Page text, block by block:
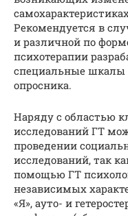
Рекомендуется в
и различной по
психотерапии
специальные шкалы
опросника.
Наряду с областью
исследований ГТ
проведении
исследований, так
помощью ГТ
независимых
«Я», ауто- и